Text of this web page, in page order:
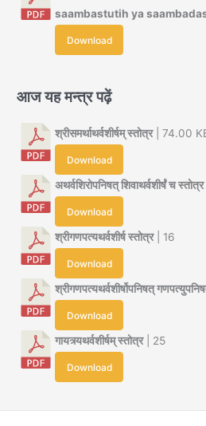
saambastutih ya
Download
आज यह मन्त्र पढ़ें
श्रीसमर्थाथर्वशीर्षम् स्तोत्र| 74.00
Download
अथर्वशिरोपनिषत् शिवाथर्वशीर्षं च स्तोत्र
Download
श्रीगणपत्यथर्वशीर्ष स्तोत्र| 16
Download
श्रीगणपत्यथर्वशीर्षोपनिषत्
Download
गायत्र्यथर्वशीर्षम् स्तोत्र| 25
Download